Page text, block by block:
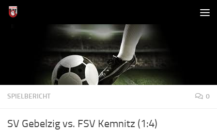
Zum Inhalt springen
SPIELBERICHT 0
SV Gebelzig vs. FSV Kemnitz (1:4)